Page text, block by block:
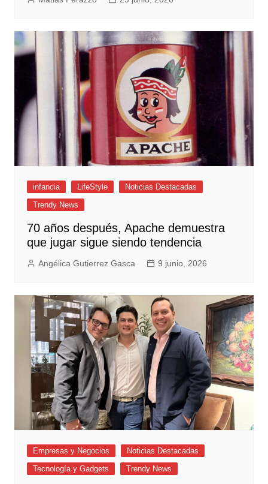
infancia LifeStyle
Noticias Destacadas
Trendy News
70 años después, Apache demuestra
que jugar sigue siendo tendencia
Angélica Gutierrez Gasca 9 junio, 2026
Empresas y Negocios
Noticias Destacadas
Tecnología y Gadgets
Trendy News